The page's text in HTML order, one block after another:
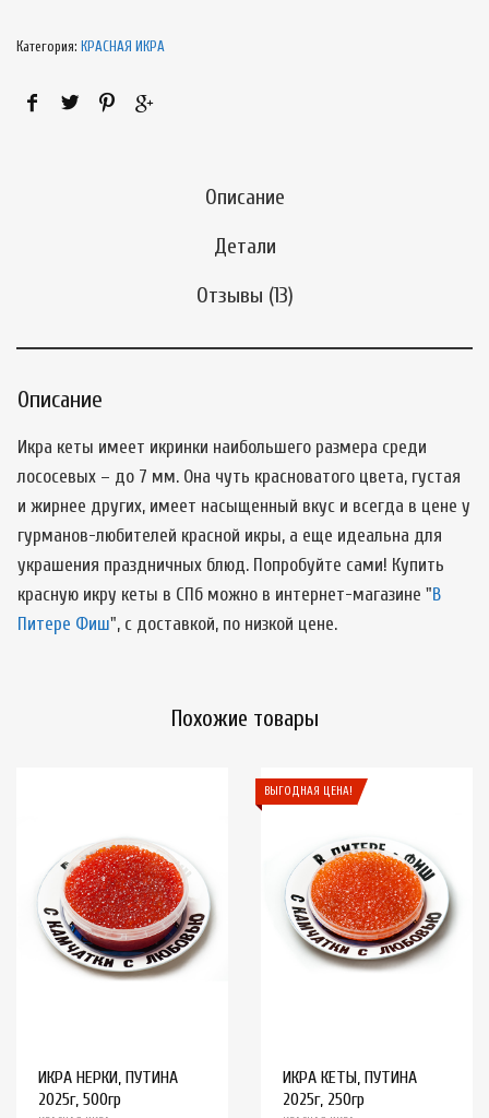
Категория: КРАСНАЯ ИКРА
Описание
Детали
Отзывы (13)
Описание
Икра кеты имеет икринки наибольшего размера среди
лососевых – до 7 мм. Она чуть красноватого цвета, густая
и жирнее других, имеет насыщенный вкус и всегда в цене у
гурманов-любителей красной икры, а еще идеальна для
украшения праздничных блюд. Попробуйте сами! Купить
красную икру кеты в СПб можно в интернет-магазине "В
Питере Фиш", с доставкой, по низкой цене.
Похожие товары
ИКРА НЕРКИ, ПУТИНА
2025г, 500гр
ИКРА КЕТЫ, ПУТИНА
2025г, 250гр
ВЫГОДНАЯ ЦЕНА!